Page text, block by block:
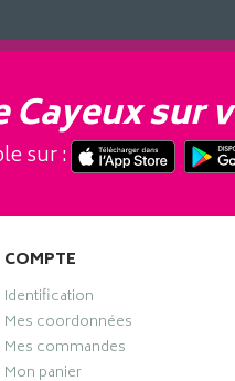
Cayeux sur
sur :
COMPTE
Identification
Mes coordonnées
Mes commandes
Mon panier